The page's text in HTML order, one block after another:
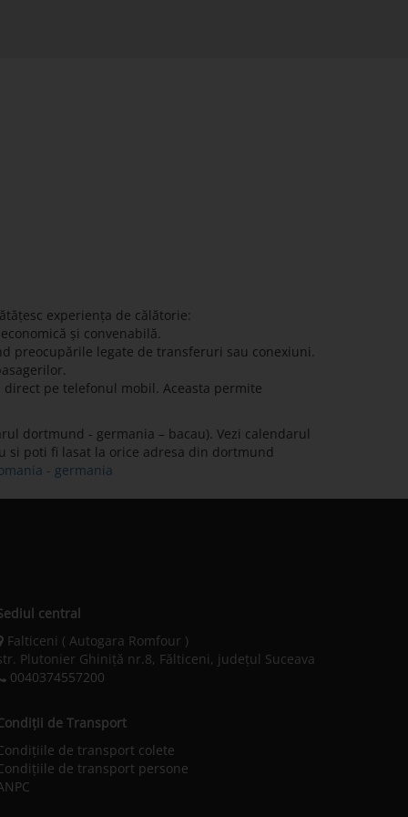
experiența de călătorie:
și convenabilă.
preocupările legate de transferuri sau conexiuni.
pe telefonul mobil. Aceasta permite
dortmund - germania – bacau). Vezi calendarul
si poti fi lasat la orice adresa din dortmund
- germania
central
Falticeni ( Autogara Romfour )
Plutonier Ghiniţă nr.8, Fălticeni, judeţul Suceava
0040374557200
de Transport
de transport colete
de transport persone